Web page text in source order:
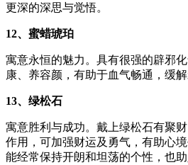
更深的深思与觉悟。
12、蜜蜡琥珀
寓意永恒的魅力。具有很强的辟邪
康、养容颜，有助于血气畅通，缓解
13、绿松石
寓意胜利与成功。戴上绿松石有聚
作用，可加强财运及勇气，有助心
能经常保持开朗和坦荡的个性，也